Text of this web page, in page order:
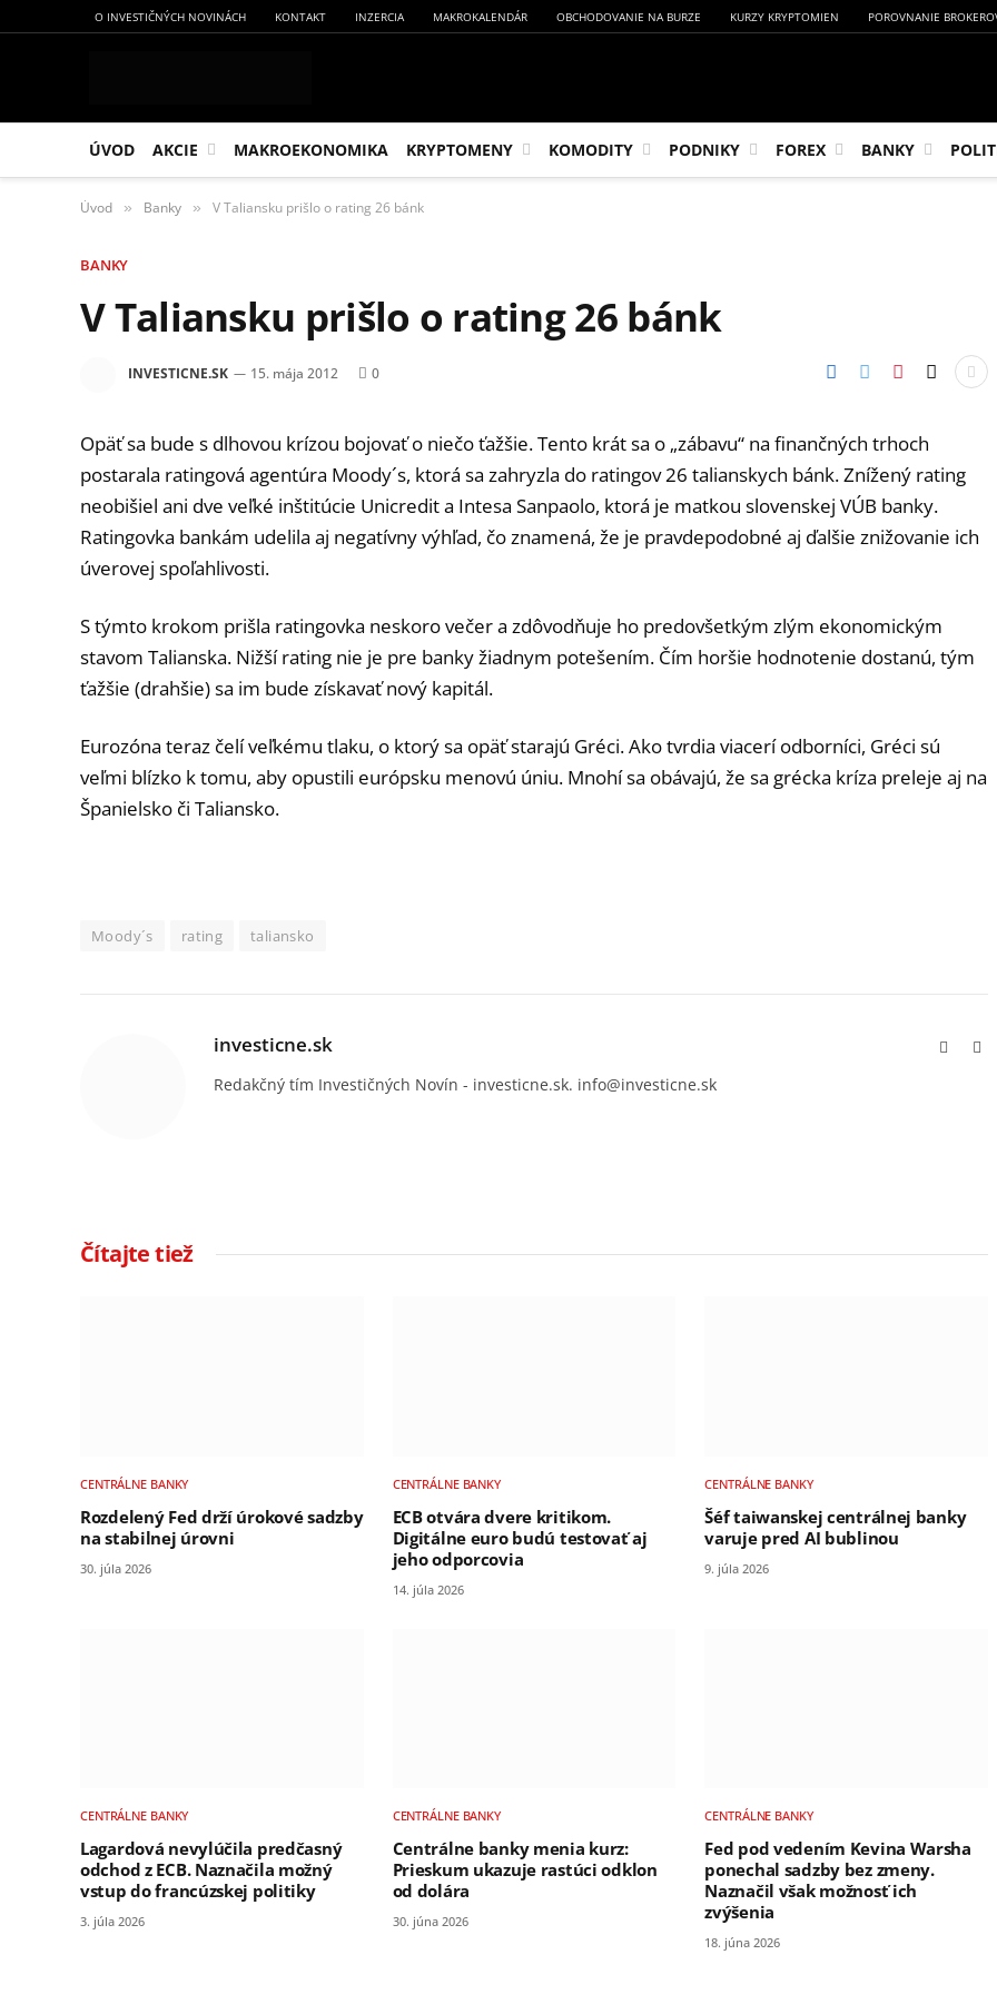
O INVESTIČNÝCH NOVINÁCH KONTAKT INZERCIA MAKROKALENDÁR OBCHODOVANIE NA BURZE KURZY KRYPTOMIEN POROVNANIE
ÚVOD AKCIE MAKROEKONOMIKA KRYPTOMENY KOMODITY PODNIKY FOREX BANKY
Úvod » Banky » V Taliansku prišlo o rating 26 bánk
BANKY
V Taliansku prišlo o rating 26 bánk
INVESTICNE.SK 15. mája 2012 0
Opäť sa bude s dlhovou krízou bojovať o niečo ťažšie. Tento krát sa o „zábavu“ na finančných trhoch
postarala ratingová agentúra Moody´s, ktorá sa zahryzla do ratingov 26 talianskych bánk. Znížený rating
neobišiel ani dve veľké inštitúcie Unicredit a Intesa Sanpaolo, ktorá je matkou slovenskej VÚB banky.
Ratingovka bankám udelila aj negatívny výhľad, čo znamená, že je pravdepodobné aj ďalšie znižovanie ich
úverovej spoľahlivosti.
S týmto krokom prišla ratingovka neskoro večer a zdôvodňuje ho predovšetkým zlým ekonomickým
stavom Talianska. Nižší rating nie je pre banky žiadnym potešením. Čím horšie hodnotenie dostanú, tým
ťažšie (drahšie) sa im bude získavať nový kapitál.
Eurozóna teraz čelí veľkému tlaku, o ktorý sa opäť starajú Gréci. Ako tvrdia viacerí odborníci, Gréci sú
veľmi blízko k tomu, aby opustili európsku menovú úniu. Mnohí sa obávajú, že sa grécka kríza preleje aj na
Španielsko či Taliansko.
Moody´s rating taliansko
investicne.sk
Redakčný tím Investičných Novín - investicne.sk. info@investicne.sk
Čítajte tiež
CENTRÁLNE BANKY
Rozdelený Fed drží úrokové sadzby
na stabilnej úrovni
30. júla 2026
CENTRÁLNE BANKY
ECB otvára dvere kritikom.
Digitálne euro budú testovať aj
jeho odporcovia
14. júla 2026
CENTRÁLNE BANKY
Šéf taiwanskej centrálnej banky
varuje pred AI bublinou
9. júla 2026
CENTRÁLNE BANKY
Lagardová nevylúčila predčasný
odchod z ECB. Naznačila možný
vstup do francúzskej politiky
3. júla 2026
CENTRÁLNE BANKY
Centrálne banky menia kurz:
Prieskum ukazuje rastúci odklon
od dolára
30. júna 2026
CENTRÁLNE BANKY
Fed pod vedením Kevina Warsha
ponechal sadzby bez zmeny.
Naznačil však možnosť ich
zvýšenia
18. júna 2026